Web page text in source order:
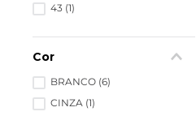
Cor
BRANCO (6)
CINZA (1)
43 (1)